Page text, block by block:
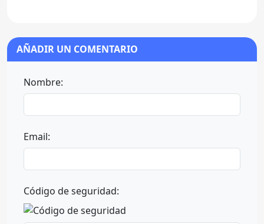
AÑADIR UN COMENTARIO
Nombre:
Email:
Código de seguridad: